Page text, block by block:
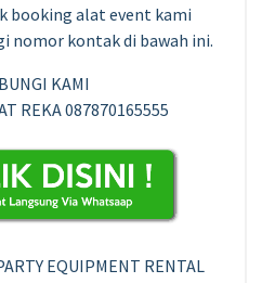
booking alat event kami
nomor kontak di bawah ini.
KAMI
REKA 087870165555
EQUIPMENT RENTAL